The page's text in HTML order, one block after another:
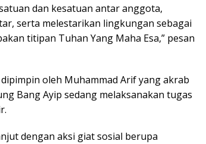
dan kesatuan antar anggota,
serta melestarikan lingkungan sebagai
titipan Tuhan Yang Maha Esa,” pesan
oleh Muhammad Arif yang akrab
Bang Ayip sedang melaksanakan tugas
dengan aksi giat sosial berupa